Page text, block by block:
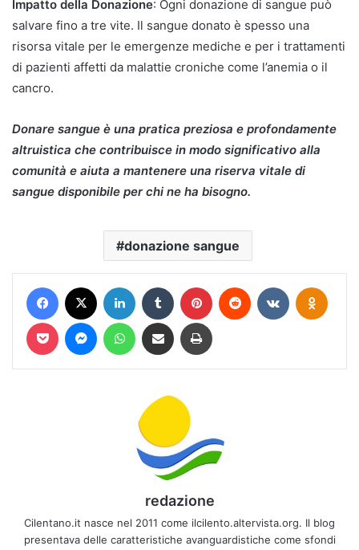
Impatto della Donazione: Ogni donazione di sangue può
salvare fino a tre vite. Il sangue donato è spesso una
risorsa vitale per le emergenze mediche e per i trattamenti
di pazienti affetti da malattie croniche come l’anemia o il
cancro.
Donare sangue è una pratica preziosa e profondamente
altruistica che contribuisce in modo significativo alla
comunità e aiuta a mantenere una riserva vitale di
sangue disponibile per chi ne ha bisogno.
donazione sangue
Facebook LinkedIn Tumblr Pinterest Reddit VKontakte
Pocket MessengerWhatsAppCondividi via mail Stampa
redazione
Cilentano.it nasce nel 2011 come ilcilento.altervista.org. Il blog
presentava delle caratteristiche avanguardistiche come sfondi